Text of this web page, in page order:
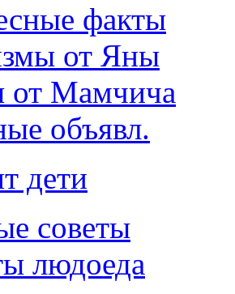
факты
от Яны
Мамчича
объявл.
дети
советы
людоеда